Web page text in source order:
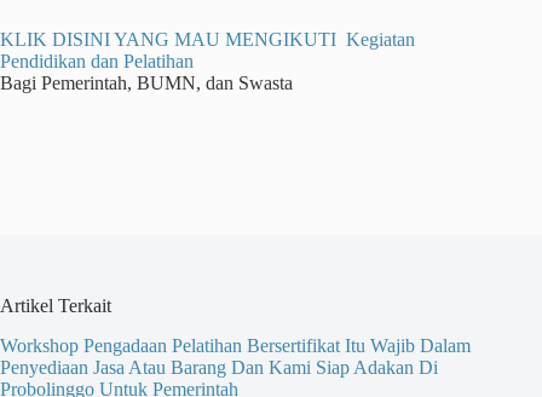
KLIK DISINI YANG MAU MENGIKUTI Kegiatan
Pendidikan dan Pelatihan
Bagi Pemerintah, BUMN, dan Swasta
Artikel Terkait
Workshop Pengadaan Pelatihan Bersertifikat Itu Wajib Dalam
Penyediaan Jasa Atau Barang Dan Kami Siap Adakan Di
Probolinggo Untuk Pemerintah